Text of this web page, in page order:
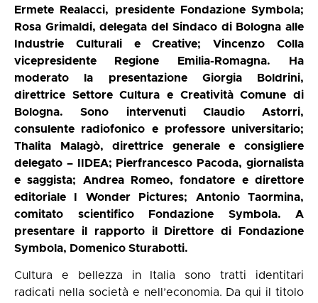
Ermete Realacci, presidente Fondazione Symbola;
Rosa Grimaldi, delegata del Sindaco di Bologna alle
Industrie Culturali e Creative; Vincenzo Colla
vicepresidente Regione Emilia-Romagna.
Ha
moderato la presentazione Giorgia Boldrini,
direttrice Settore Cultura e Creatività Comune di
Bologna. Sono intervenuti Claudio Astorri,
consulente radiofonico e professore universitario;
Thalita Malagò, direttrice generale e consigliere
delegato – IIDEA; Pierfrancesco Pacoda, giornalista
e saggista; Andrea Romeo, fondatore e direttore
editoriale I Wonder Pictures; Antonio Taormina,
comitato scientifico Fondazione Symbola. A
presentare il rapporto il Direttore di Fondazione
Symbola, Domenico Sturabotti.
Cultura e bellezza in Italia sono tratti identitari
radicati nella società e nell’economia. Da qui il titolo